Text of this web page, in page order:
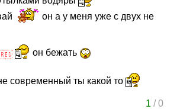
он а у меня уже с двух не
он бежать
современный ты какой то
1 /0